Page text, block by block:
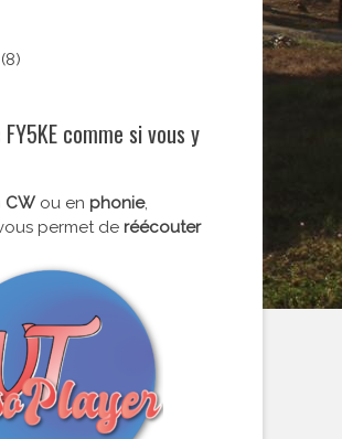
(8)
comme si vous y
CW ou en phonie,
permet de réécouter